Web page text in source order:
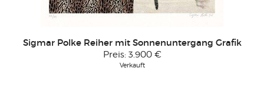
Sigmar Polke Reiher mit Sonnenuntergang Grafik
Preis: 3.900 €
Verkauft